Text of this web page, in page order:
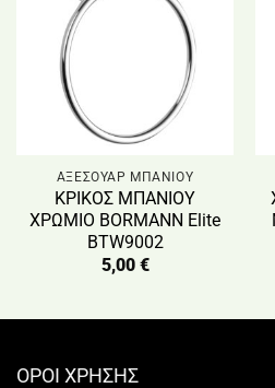
ΑΞΕΣΟΥΑΡ ΜΠΑΝΙΟΥ
ΚΡΙΚΟΣ ΜΠΑΝΙΟΥ
ΧΡΩΜΙΟ BORMANN Elite
BTW9002
5,00 €
ΟΡΟΙ ΧΡΗΣΗΣ